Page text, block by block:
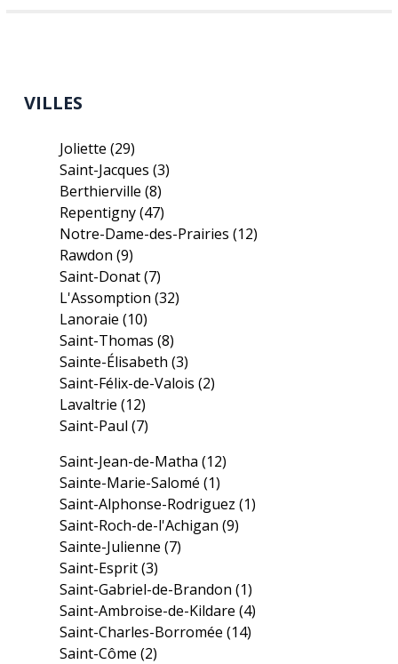
VILLES
Joliette(29)
Saint-Jacques(3)
Berthierville(8)
Repentigny(47)
Notre-Dame-des-Prairies(12)
Rawdon(9)
Saint-Donat(7)
L'Assomption(32)
Lanoraie(10)
Saint-Thomas(8)
Sainte-Élisabeth(3)
Saint-Félix-de-Valois(2)
Lavaltrie(12)
Saint-Paul(7)
Saint-Jean-de-Matha(12)
Sainte-Marie-Salomé(1)
Saint-Alphonse-Rodriguez(1)
Saint-Roch-de-l'Achigan(9)
Sainte-Julienne(7)
Saint-Esprit(3)
Saint-Gabriel-de-Brandon(1)
Saint-Ambroise-de-Kildare(4)
Saint-Charles-Borromée(14)
Saint-Côme(2)